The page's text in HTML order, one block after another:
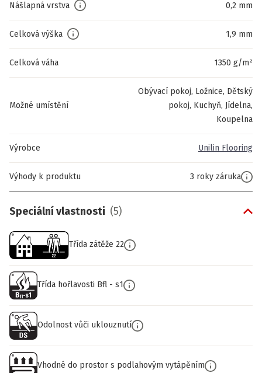
Nášlapná vrstva 0,2 mm
Celková výška 1,9 mm
Celková váha 1350 g/m²
Možné umístění
Obývací pokoj, Ložnice, Dětský
pokoj, Kuchyň, Jídelna,
Koupelna
Výrobce Unilin Flooring
Výhody k produktu 3 roky záruka
Speciální vlastnosti (5)
Třída zátěže 22
Třída hořlavosti Bfl - s1
Odolnost vůči uklouznutí
Vhodné do prostor s podlahovým vytápěním